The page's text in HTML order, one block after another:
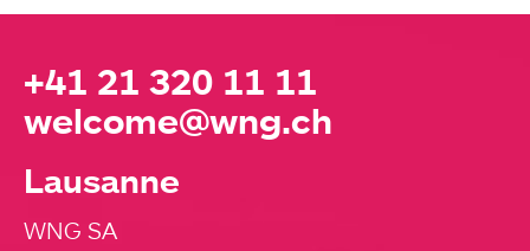
Agence
+41 21 320 11 11
welcome@wng.ch
Lausanne
WNG SA